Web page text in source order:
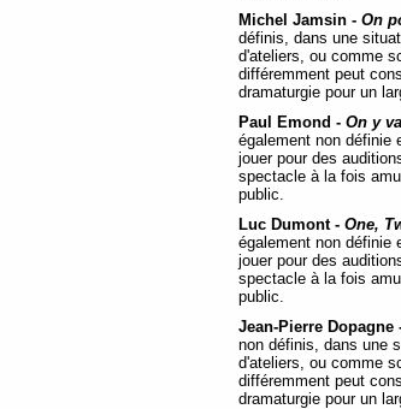
Michel Jamsin - On
définis, dans une
d'ateliers, ou comme
différemment peut
dramaturgie pour un
Paul Emond - On y
également non définie
jouer pour des
spectacle à la fois
public.
Luc Dumont - One,
également non définie
jouer pour des
spectacle à la fois
public.
Jean-Pierre Dopagne
non définis, dans une
d'ateliers, ou comme
différemment peut
dramaturgie pour un